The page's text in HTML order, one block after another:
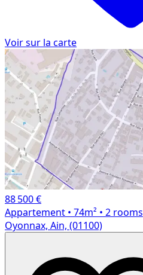
Voir sur la carte
88 500 €
Appartement • 74m² • 2 rooms
Oyonnax, Ain, (01100)